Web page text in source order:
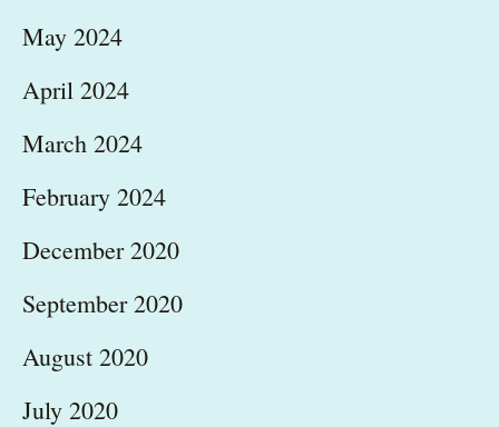
May 2024
April 2024
March 2024
February 2024
December 2020
September 2020
August 2020
July 2020